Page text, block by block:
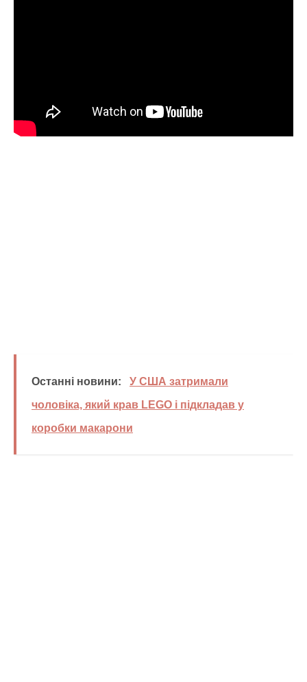
Останні новини:
У США затримали
чоловіка, який крав LEGO і підкладав у
коробки макарони